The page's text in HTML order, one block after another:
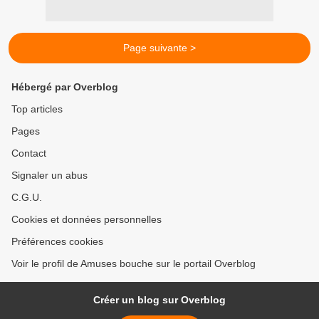
Page suivante >
Hébergé par Overblog
Top articles
Pages
Contact
Signaler un abus
C.G.U.
Cookies et données personnelles
Préférences cookies
Voir le profil de Amuses bouche sur le portail Overblog
Créer un blog sur Overblog